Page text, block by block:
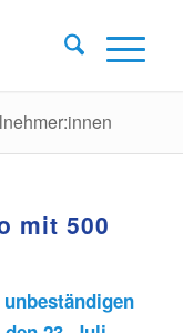
mit 500
unbeständigen